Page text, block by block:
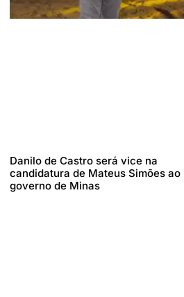
Danilo de Castro será vice na
candidatura de Mateus Simões ao
governo de Minas